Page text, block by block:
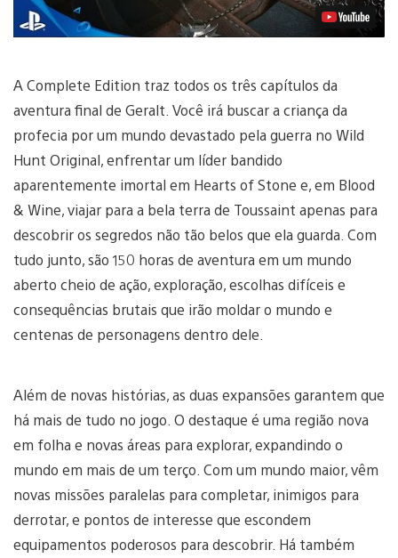
A Complete Edition traz todos os três capítulos da
aventura final de Geralt. Você irá buscar a criança da
profecia por um mundo devastado pela guerra no Wild
Hunt Original, enfrentar um líder bandido
aparentemente imortal em Hearts of Stone e, em Blood
& Wine, viajar para a bela terra de Toussaint apenas para
descobrir os segredos não tão belos que ela guarda. Com
tudo junto, são 150 horas de aventura em um mundo
aberto cheio de ação, exploração, escolhas difíceis e
consequências brutais que irão moldar o mundo e
centenas de personagens dentro dele.
Além de novas histórias, as duas expansões garantem que
há mais de tudo no jogo. O destaque é uma região nova
em folha e novas áreas para explorar, expandindo o
mundo em mais de um terço. Com um mundo maior, vêm
novas missões paralelas para completar, inimigos para
derrotar, e pontos de interesse que escondem
equipamentos poderosos para descobrir. Há também